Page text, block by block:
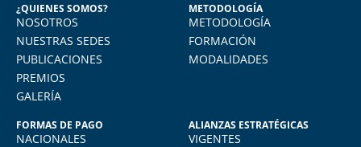
Vivo en Arequipa y llevé el diploma con
total comodidad desde mi casa. La
plataforma virtual de FIDE es muy intuitiva
y muy amigable. La enseñanza virtual es
¿QUIENES SOMOS?
NOSOTROS
NUESTRAS SEDES
PUBLICACIONES
PREMIOS
GALERÍA
METODOLOGÍA
METODOLOGÍA
FORMACIÓN
MODALIDADES
FORMAS DE PAGO
NACIONALES
ALIANZAS ESTRATÉGICAS
VIGENTES